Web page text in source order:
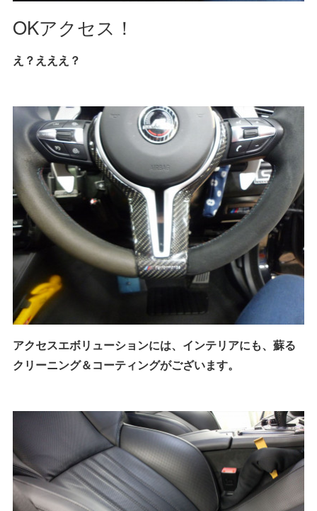
OKアクセス！
え？えええ？
アクセスエボリューションには、インテリアにも、蘇る
クリーニング＆コーティングがございます。